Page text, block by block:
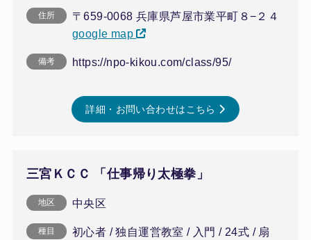
住所
〒659-0068 兵庫県芦屋市業平町８−２４
google map
備考 https://npo-kikou.com/class/95/
詳細・お問い合わせはこちら
三宮ＫＣＣ 「仕事帰り太極拳」
地区 中央区
種目 初心者 / 独自運営教室 / 入門 / 24式 / 扇